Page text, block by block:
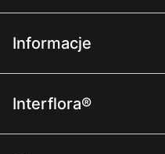
Informacje
Interflora®